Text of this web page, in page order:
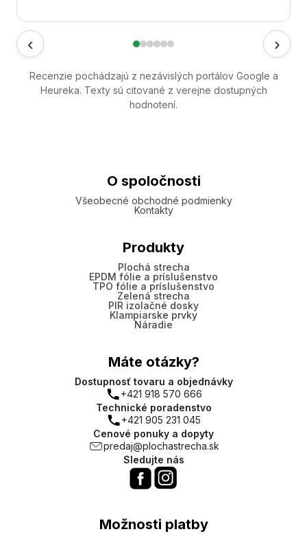
‹ ›
Recenzie pochádzajú z nezávislých portálov Google a
Heureka. Texty sú citované z verejne dostupných
hodnotení.
O spoločnosti
Všeobecné obchodné podmienky
Kontakty
Produkty
Plochá strecha
EPDM fólie a príslušenstvo
TPO fólie a príslušenstvo
Zelená strecha
PIR izolačné dosky
Klampiarske prvky
Náradie
Máte otázky?
Dostupnosť tovaru a objednávky
+421 918 570 666
Technické poradenstvo
+421 905 231 045
Cenové ponuky a dopyty
predaj@plochastrecha.sk
Sledujte nás
Možnosti platby